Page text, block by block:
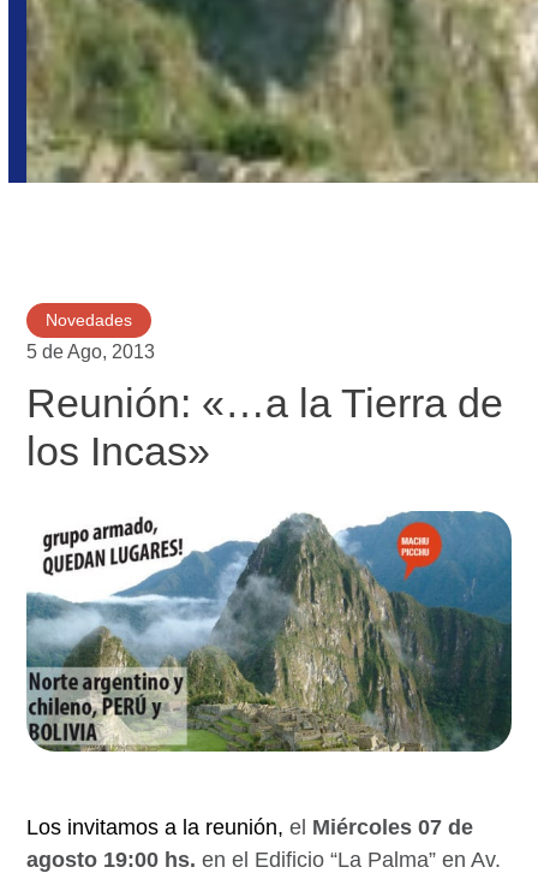
Novedades
5 de Ago, 2013
Reunión: «…a la Tierra de
los Incas»
Los invitamos a la reunión,el Miércoles 07 de
agosto 19:00 hs.en el Edificio “La Palma” en Av.